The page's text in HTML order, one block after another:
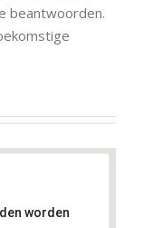
beantwoorden.
worden